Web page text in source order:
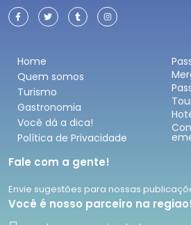
Home
Quem somos
Turismo
Gastronomia
Você dá a dica!
Política de Privacidade
Fale com a gente!
Envie sugestões para nossas
Você é nosso parceiro na regiao!